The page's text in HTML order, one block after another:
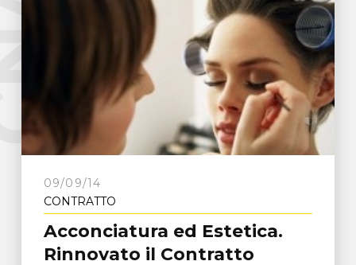
09/09/14
CONTRATTO
Acconciatura ed Estetica.
Rinnovato il Contratto